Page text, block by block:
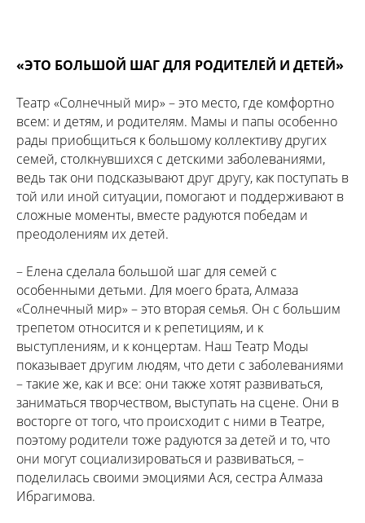
«ЭТО БОЛЬШОЙ ШАГ ДЛЯ РОДИТЕЛЕЙ И ДЕТЕЙ»
Театр «Солнечный мир» – это место, где комфортно
всем: и детям, и родителям. Мамы и папы особенно
рады приобщиться к большому коллективу других
семей, столкнувшихся с детскими заболеваниями,
ведь так они подсказывают друг другу, как поступать в
той или иной ситуации, помогают и поддерживают в
сложные моменты, вместе радуются победам и
преодолениям их детей.
– Елена сделала большой шаг для семей с
особенными детьми. Для моего брата, Алмаза
«Солнечный мир» – это вторая семья. Он с большим
трепетом относится и к репетициям, и к
выступлениям, и к концертам. Наш Театр Моды
показывает другим людям, что дети с заболеваниями
– такие же, как и все: они также хотят развиваться,
заниматься творчеством, выступать на сцене. Они в
восторге от того, что происходит с ними в Театре,
поэтому родители тоже радуются за детей и то, что
они могут социализироваться и развиваться, –
поделилась своими эмоциями Ася, сестра Алмаза
Ибрагимова.